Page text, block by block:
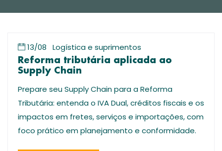
13/08 Logística e suprimentos
Reforma tributária aplicada ao
Supply Chain
Prepare seu Supply Chain para a Reforma
Tributária: entenda o IVA Dual, créditos fiscais e os
impactos em fretes, serviços e importações, com
foco prático em planejamento e conformidade.